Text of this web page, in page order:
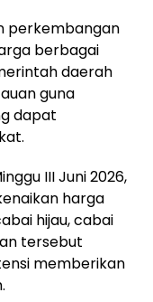
perkembangan
berbagai
daerah
guna
dapat
III Juni 2026,
harga
hijau, cabai
tersebut
memberikan